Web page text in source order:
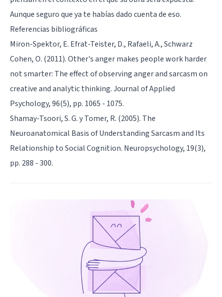
Aunque seguro que ya te habías dado cuenta de eso.
Referencias bibliográficas
Miron-Spektor, E. Efrat-Teister, D., Rafaeli, A., Schwarz
Cohen, O. (2011). Other's anger makes people work harder
not smarter: The effect of observing anger and sarcasm on
creative and analytic thinking. Journal of Applied
Psychology, 96(5), pp. 1065 - 1075.
Shamay-Tsoori, S. G. y Tomer, R. (2005). The
Neuroanatomical Basis of Understanding Sarcasm and Its
Relationship to Social Cognition. Neuropsychology, 19(3),
pp. 288 - 300.